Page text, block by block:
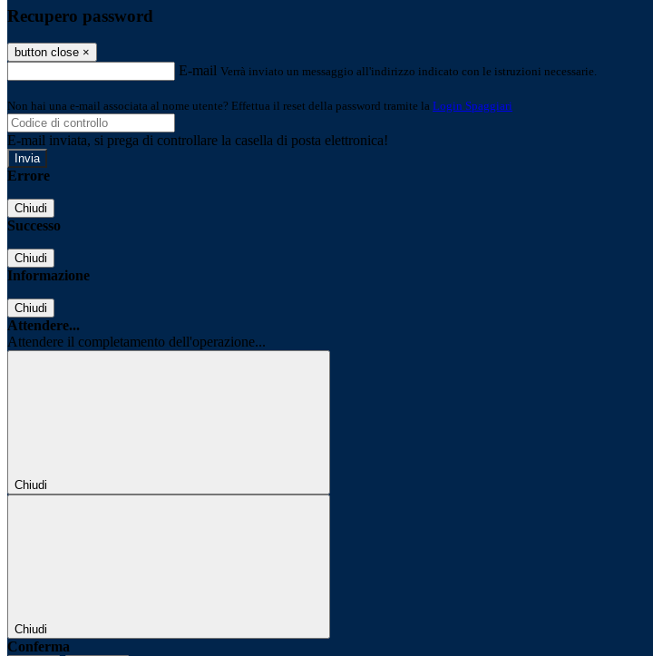
Recupero password
button close ×
E-mail Verrà inviato un messaggio all'indirizzo indicato con le istruzioni necessarie.
Non hai una e-mail associata al nome utente? Effettua il reset della password tramite la Login Spaggiari
E-mail inviata, si prega di controllare la casella di posta elettronica!
Errore
Chiudi
Successo
Chiudi
Informazione
Chiudi
Attendere...
Attendere il completamento dell'operazione...
Chiudi
Chiudi
Conferma